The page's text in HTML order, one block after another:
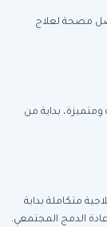
مصحة لعلاج
بداية من
متكاملة بداية
الدمج المجتمعي.